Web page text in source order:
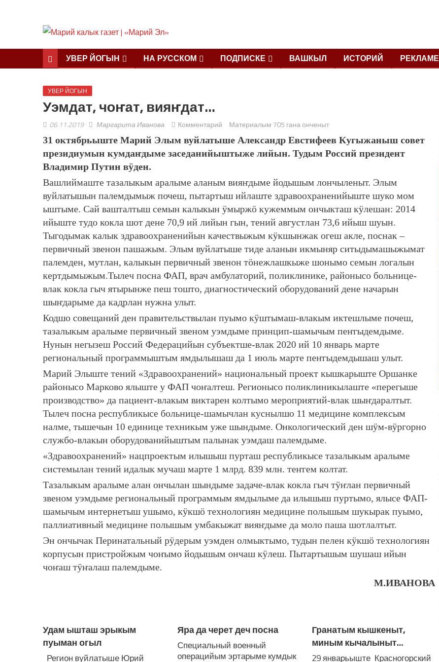
УВЕР ЙОГЫН НА РУССКОМ ПОДПИСКЕ ВАШКЫЛ ИСТОРИЙ РЕКЛАМЕ
УВЕР ЙОГЫН
Уэмдат, чоҥат, вияҥдат…
06.11.2019 Маргарита Иванова Комментарий Материалым 705 гана онченыт
31 октябрьыште Марий Элым вуйлатыше Александр Евстифеев Кугыжаныш совет
президиумын кумдаҥдыме заседанийыштыже лийын. Тудым Россий президент
Владимир Путин вӱден.
Вашлиймаште тазалыкым аралыме аланым вияҥдыме йодышым лончыленыт. Элым
вуйлатышын палемдымыж почеш, пытартыш ийлаште здравоохраненийыште шуко мом
ыштыме. Сай вашталтыш семын калыкын ӱмыржӧ кужеммым ончыкташ кӱлешан: 2014
ийыште тудо кокла шот дене 70,9 ий лийын гын, тений августлан 73,6 ийыш шуын.
Тыгодымак калык здравоохраненийын качествыжым кӱкшынжак огеш акле, поснак –
первичный звенон пашажым. Элым вуйлатыше тиде аланын икмыняр ситыдымашыжымат
палемден, мутлан, калыкын первичный звенон тӧнежлашкыже шонымо семын логалын
кертдымыжым.Тылеч посна ФАП, врач амбулаторий, поликлинике, районысо больнице-
влак кокла гыч ятырынже пеш тошто, диагностический оборудований дене начарын
шыҥдарыме да кадрлан нужна улыт.
Кодшо совещаний ден правительствылан пуымо кӱштымаш-влакым иктешлыме почеш,
тазалыкым аралыме первичный звеном уэмдыме принцип-шамычым пеҥгыдемдыме.
Нунын негызеш Россий Федерацийын субъектше-влак 2020 ий 10 январь марте
региональный программыштым ямдылышаш да 1 июль марте пеҥгыдемдышаш улыт.
Марий Элыште тений «Здравоохранений» национальный проект кышкарыште Оршанке
районысо Марково ялыште у ФАП чоҥалтеш. Регионысо поликлиникылаште «перегыше
производство» да пациент-влакым виктарен колтымо мероприятий-влак шыҥдаралтыт.
Тылеч посна республикысе больнице-шамычлан куснылшо 11 медицине комплексым
налме, тышечын 10 единице техникым уже шындыме. Онкологический ден шӱм-вӱргорно
службо-влакын оборудованийыштым палынак уэмдаш палемдыме.
«Здравоохранений» нацпроектым илышыш пурташ республикысе тазалыкым аралыме
системылан тений идалык мучаш марте 1 млрд. 839 млн. теҥгем колтат.
Тазалыкым аралыме алан ончылан шындыме задаче-влак кокла гыч тӱҥлан первичный
звеном уэмдыме региональный программым ямдылыме да илышыш пуртымо, ялысе ФАП-
шамычым интернетыш ушымо, кӱкшӧ технологиян медицине полышым шукырак пуымо,
паллиативный медицине полышым умбакыжат вияҥдыме да моло паша шотлалтыт.
Эн ончычак Перинатальный рӱдерым уэмден олмыктымо, тудын пелен кӱкшӧ технологиян
корпусын пристройжым чоҥымо йодышым ончаш кӱлеш. Пытартышым шушаш ийын
чоҥаш тӱҥалаш палемдыме.
М.ИВАНОВА
Удам ышташ эрыкым
пуыман огыл
Регион вуйлатыше Юрий
Яра да черет деч посна
Специальный военный
операцийым эртарыме кумдык
Гранатым кышкеныт,
миным кычалыныт…
29 январьыште Красногорский